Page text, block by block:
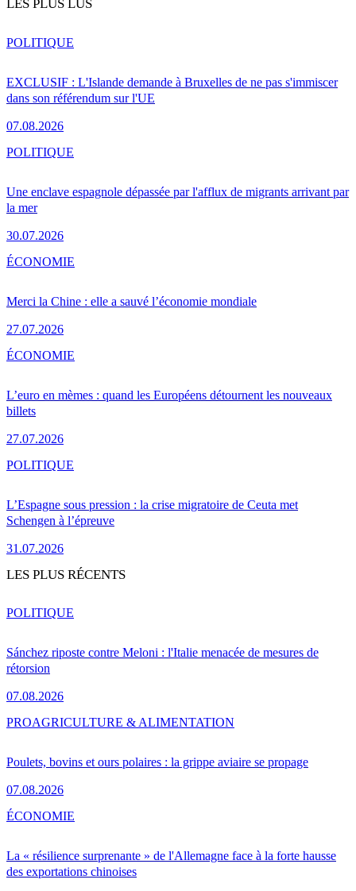
LES PLUS LUS
EXCLUSIF : L'Islande demande à Bruxelles de ne pas s'immiscer
dans son référendum sur l'UE
07.08.2026
POLITIQUE
Une enclave espagnole dépassée par l'afflux de migrants arrivant par
la mer
30.07.2026
POLITIQUE
Merci la Chine : elle a sauvé l’économie mondiale
27.07.2026
ÉCONOMIE
L’euro en mèmes : quand les Européens détournent les nouveaux
billets
27.07.2026
ÉCONOMIE
L’Espagne sous pression : la crise migratoire de Ceuta met
Schengen à l’épreuve
31.07.2026
POLITIQUE
LES PLUS RÉCENTS
Sánchez riposte contre Meloni : l'Italie menacée de mesures de
rétorsion
07.08.2026
POLITIQUE
Poulets, bovins et ours polaires : la grippe aviaire se propage
07.08.2026
PROAGRICULTURE & ALIMENTATION
La « résilience surprenante » de l'Allemagne face à la forte hausse
des exportations chinoises
ÉCONOMIE